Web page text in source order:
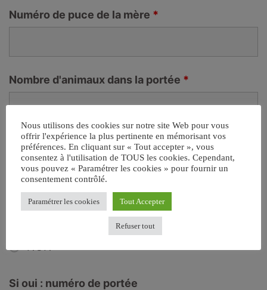
Numéro de puce de la mère *
Nombre d'animaux dans la portée *
Nombre encore disponible*
LOF/LOOF*
Si oui : numéro de portée
Nous utilisons des cookies sur notre site Web pour vous
offrir l'expérience la plus pertinente en mémorisant vos
préférences. En cliquant sur « Tout accepter », vous
consentez à l'utilisation de TOUS les cookies. Cependant,
vous pouvez « Paramétrer les cookies » pour fournir un
consentement contrôlé.
Paramétrer les cookies Tout Accepter
Refuser tout